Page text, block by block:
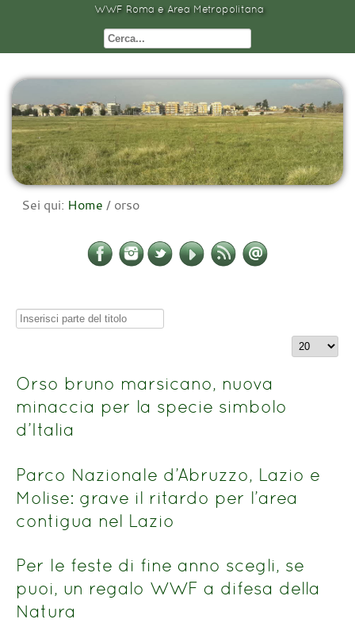
WWF Roma e Area Metropolitana
Sei qui: Home / orso
Inserisci
titolo
Visualizza
Orso bruno marsicano, nuova
minaccia per la specie simbolo
d’Italia
Parco Nazionale d’Abruzzo, Lazio e
Molise: grave il ritardo per l’area
contigua nel Lazio
Per le feste di fine anno scegli, se
puoi, un regalo WWF a difesa della
Natura